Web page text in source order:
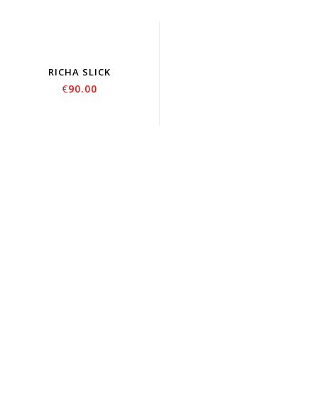
RICHA SLICK
€90.00